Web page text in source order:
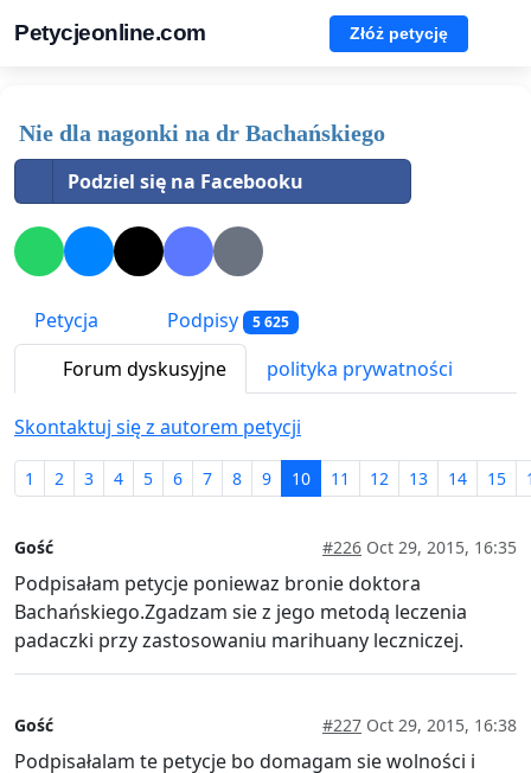
Petycjeonline.com Złóż petycję
Nie dla nagonki na dr Bachańskiego
Podziel się na Facebooku
Petycja Podpisy 5 625
Forum dyskusyjne polityka prywatności
Skontaktuj się z autorem petycji
1 2 3 4 5 6 7 8 9 10 11 12 13 14 15
Gość #226 Oct 29, 2015, 16:35
Podpisałam petycje poniewaz bronie doktora
Bachańskiego.Zgadzam sie z jego metodą leczenia
padaczki przy zastosowaniu marihuany leczniczej.
Gość #227 Oct 29, 2015, 16:38
Podpisałalam te petycje bo domagam sie wolności i